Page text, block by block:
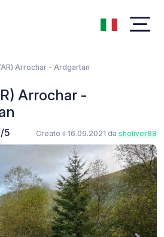
Arrochar - Ardgartan
Arrochar -
5 Creato il 16.09.2021 da sholiver88